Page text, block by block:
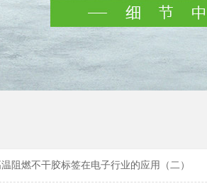
阻燃不干胶标签在电子行业的应用（二）